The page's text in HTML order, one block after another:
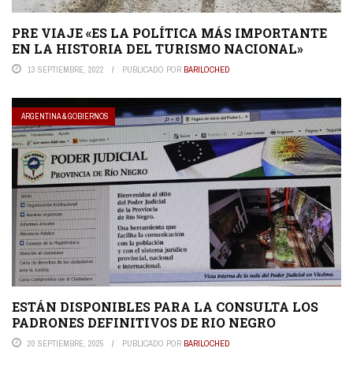
PRE VIAJE «ES LA POLÍTICA MÁS IMPORTANTE
EN LA HISTORIA DEL TURISMO NACIONAL»
13 SEPTIEMBRE, 2022 PUBLICADO POR BARILOCHED
ARGENTINA & GOBIERNOS
ESTÁN DISPONIBLES PARA LA CONSULTA LOS
PADRONES DEFINITIVOS DE RIO NEGRO
20 SEPTIEMBRE, 2025 PUBLICADO POR BARILOCHED